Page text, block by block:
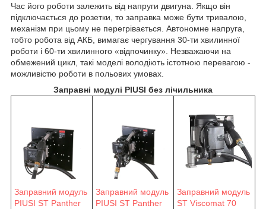
Час його роботи залежить від напруги двигуна. Якщо він
підключається до розетки, то заправка може бути тривалою,
механізм при цьому не перегрівається. Автономне напруга,
тобто робота від АКБ, вимагає чергування 30-ти хвилинної
роботи і 60-ти хвилинного «відпочинку». Незважаючи на
обмежений цикл, такі моделі володіють істотною перевагою -
можливістю роботи в польових умовах.
Заправні модулі PIUSI без лічильника
Заправний модуль
PIUSI ST Panther
Заправний модуль
PIUSI ST Panther
Заправний модуль
ST Viscomat 70